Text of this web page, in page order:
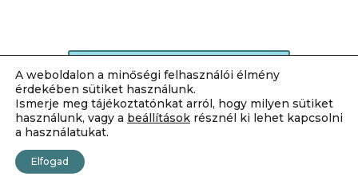
EZ a program kell
nekem!
A weboldalon a minőségi felhasználói élmény
érdekében sütiket használunk.
Ismerje meg tájékoztatónkat arról, hogy milyen sütiket
használunk, vagy a beállítások résznél ki lehet kapcsolni
a használatukat.
Elfogad